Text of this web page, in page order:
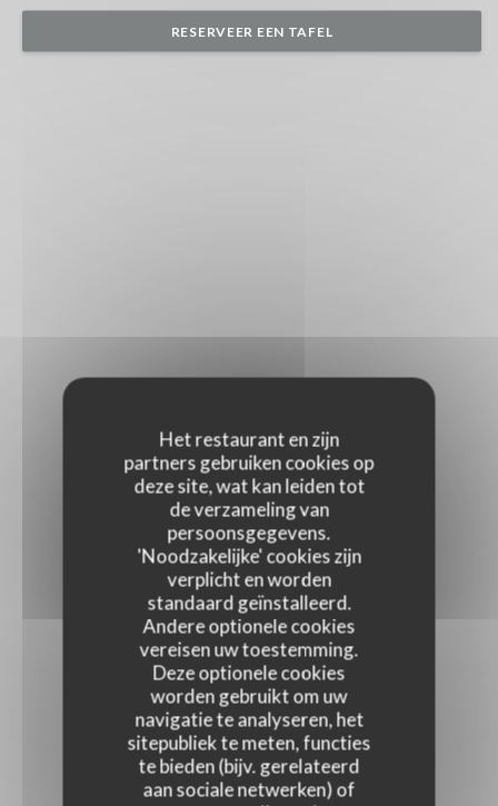
Het restaurant en zijn
partners gebruiken cookies op
deze site, wat kan leiden tot
de verzameling van
persoonsgegevens.
'Noodzakelijke' cookies zijn
verplicht en worden
standaard geïnstalleerd.
Andere optionele cookies
vereisen uw toestemming.
Deze optionele cookies
worden gebruikt om uw
navigatie te analyseren, het
sitepubliek te meten, functies
te bieden (bijv. gerelateerd
aan sociale netwerken) of
RESERVEER EEN TAFEL